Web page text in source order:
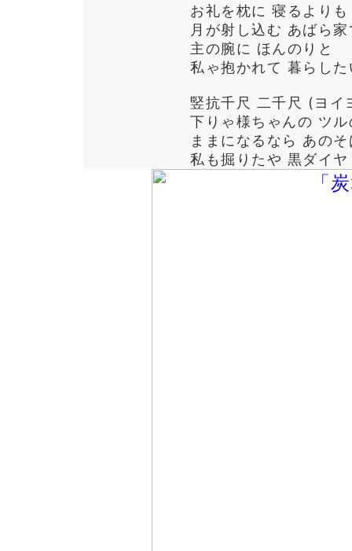
お礼を枕に 寝るより
月が射し込む あばら家
主の腕に ほんのりと
私ゃ抱かれて 暮らし
竪抗千尺 二千尺 (ヨイ
下りゃ様ちゃんの ツル
ままになるなら あの
私も掘りたや 黒ダイ